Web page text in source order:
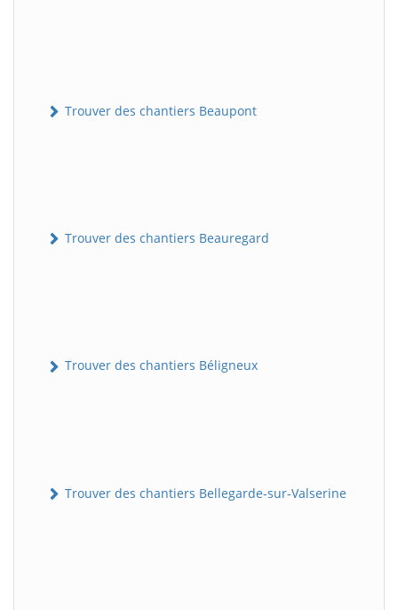
Trouver des chantiers Beaupont
Trouver des chantiers Beauregard
Trouver des chantiers Béligneux
Trouver des chantiers Bellegarde-sur-Valserine